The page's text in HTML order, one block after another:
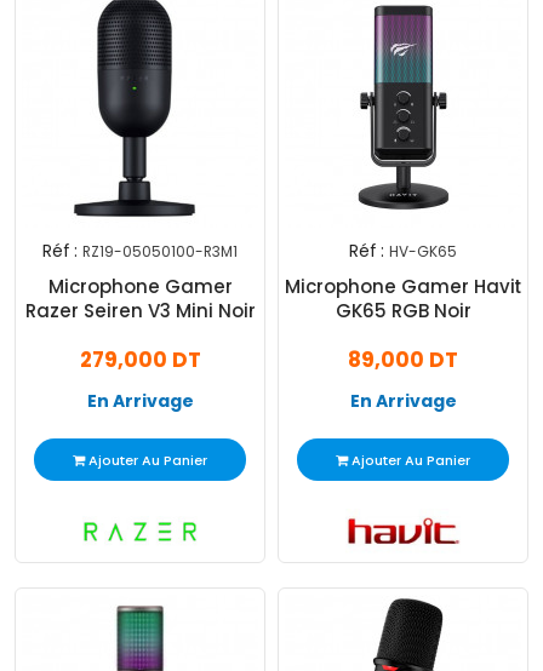
Réf : RZ19-05050100-R3M1
Microphone Gamer
Razer Seiren V3 Mini Noir
279,000 DT
En Arrivage
Ajouter Au Panier
Réf : HV-GK65
Microphone Gamer Havit
GK65 RGB Noir
89,000 DT
En Arrivage
Ajouter Au Panier